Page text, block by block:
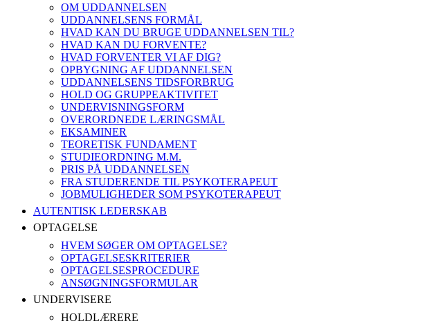
OM UDDANNELSEN
UDDANNELSENS FORMÅL
HVAD KAN DU BRUGE UDDANNELSEN TIL?
HVAD KAN DU FORVENTE?
HVAD FORVENTER VI AF DIG?
OPBYGNING AF UDDANNELSEN
UDDANNELSENS TIDSFORBRUG
HOLD OG GRUPPEAKTIVITET
UNDERVISNINGSFORM
OVERORDNEDE LÆRINGSMÅL
EKSAMINER
TEORETISK FUNDAMENT
STUDIEORDNING M.M.
PRIS PÅ UDDANNELSEN
FRA STUDERENDE TIL PSYKOTERAPEUT
JOBMULIGHEDER SOM PSYKOTERAPEUT
AUTENTISK LEDERSKAB
OPTAGELSE
HVEM SØGER OM OPTAGELSE?
OPTAGELSESKRITERIER
OPTAGELSESPROCEDURE
ANSØGNINGSFORMULAR
UNDERVISERE
HOLDLÆRERE